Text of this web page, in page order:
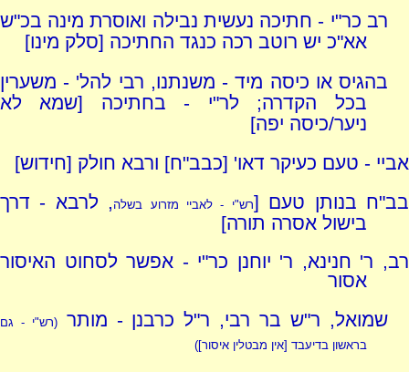
רב כר"י - חתיכה נעשית נבילה ואוסרת מינה בכ"ש
אא"כ יש רוטב רכה כנגד החתיכה [סלק מינו]
בהגיס או כיסה מיד - משנתנו, רבי להל' - משערין
בכל הקדרה; לר"י - בחתיכה [שמא לא
ניער/כיסה יפה]
אביי - טעם כעיקר דאו' [כבב"ח] ורבא חולק [חידוש]
בב"ח בנותן טעם [רש"י - לאביי מזרוע בשלה , לרבא - דרך
בישול אסרה תורה]
רב, ר' חנינא, ר' יוחנן כר"י - אפשר לסחוט האיסור
אסור
שמואל, ר"ש בר רבי, ר"ל כרבנן - מותר(רש"י - גם
בראשון בדיעבד [אין מבטלין איסור])